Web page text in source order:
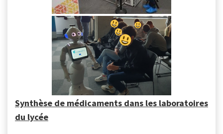
Synthèse de médicaments dans les laboratoires
du lycée